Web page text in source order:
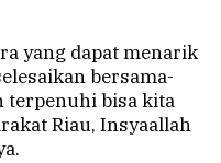
yang dapat menarik
bersama-
terpenuhi bisa kita
Riau, Insyaallah